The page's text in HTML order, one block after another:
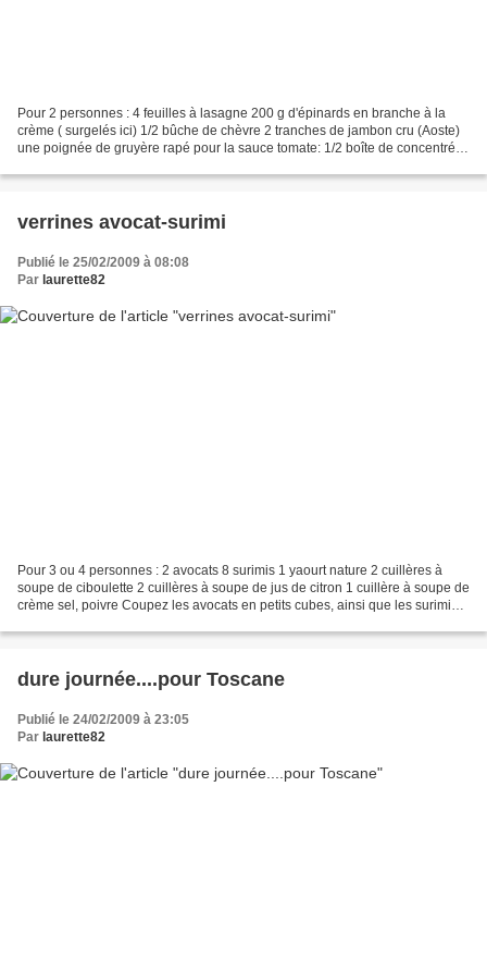
Pour 2 personnes : 4 feuilles à lasagne 200 g d'épinards en branche à la
crème ( surgelés ici) 1/2 bûche de chèvre 2 tranches de jambon cru (Aoste)
une poignée de gruyère rapé pour la sauce tomate: 1/2 boîte de concentré
verrines avocat-surimi
Publié le 25/02/2009 à 08:08
Par laurette82
Pour 3 ou 4 personnes : 2 avocats 8 surimis 1 yaourt nature 2 cuillères à
soupe de ciboulette 2 cuillères à soupe de jus de citron 1 cuillère à soupe de
crème sel, poivre Coupez les avocats en petits cubes, ainsi que les surimis.
dure journée....pour Toscane
Publié le 24/02/2009 à 23:05
Par laurette82